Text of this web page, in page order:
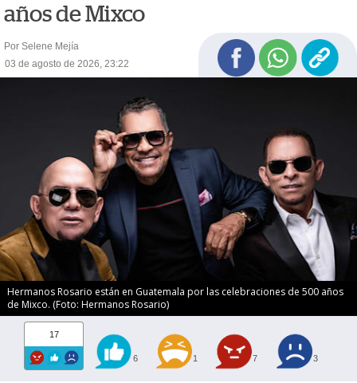
años de Mixco
Por Selene Mejía
03 de agosto de 2026, 23:22
Hermanos Rosario están en Guatemala por las celebraciones de 500 años
de Mixco. (Foto: Hermanos Rosario)
17
6 1 7 3